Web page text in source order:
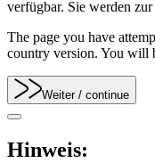
verfügbar. Sie werden
The page you have
country version. You will
Weiter / continue
Hinweis: